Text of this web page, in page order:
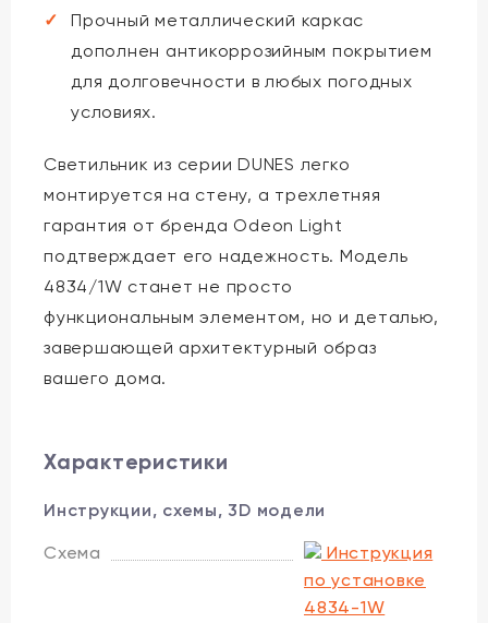
Прочный металлический каркас
дополнен антикоррозийным покрытием
для долговечности в любых погодных
условиях.
Светильник из серии DUNES легко
монтируется на стену, а трехлетняя
гарантия от бренда Odeon Light
подтверждает его надежность. Модель
4834/1W станет не просто
функциональным элементом, но и деталью,
завершающей архитектурный образ
вашего дома.
Характеристики
Инструкции, схемы, 3D модели
Схема
Инструкция
по установке
4834-1W